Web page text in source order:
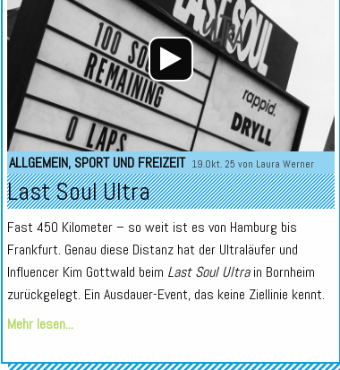
ALLGEMEIN, SPORT UND FREIZEIT 19.Okt. 25 von Laura Werner
Last Soul Ultra
Fast 450 Kilometer – so weit ist es von Hamburg bis
Frankfurt. Genau diese Distanz hat der Ultraläufer und
Influencer Kim Gottwald beim Last Soul Ultrain Bornheim
zurückgelegt. Ein Ausdauer-Event, das keine Ziellinie kennt.
Mehr lesen...